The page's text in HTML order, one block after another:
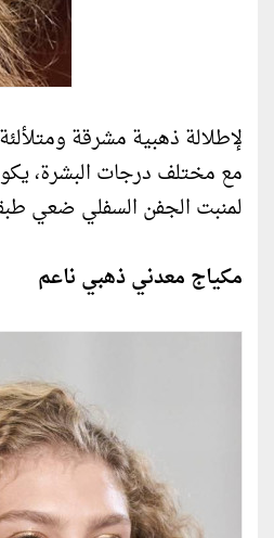
لإطلالة ذهبية مشرقة
مع مختلف درجات البشرة،
لمنبت الجفن السفلي ضعي
مكياج معدني ذهبي ناعم